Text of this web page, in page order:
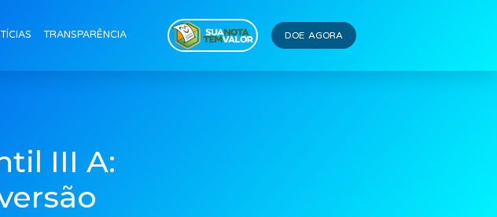
TRANSPARÊNCIA DOE AGORA
III A: